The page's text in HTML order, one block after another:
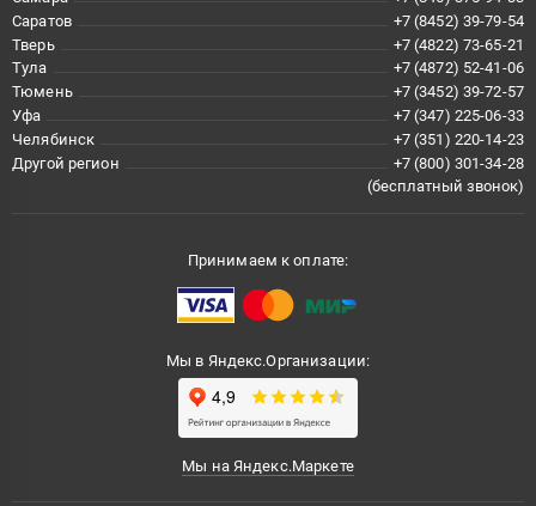
Саратов
+7 (8452) 39-79-54
Тверь
+7 (4822) 73-65-21
Тула
+7 (4872) 52-41-06
Тюмень
+7 (3452) 39-72-57
Уфа
+7 (347) 225-06-33
Челябинск
+7 (351) 220-14-23
Другой регион
+7 (800) 301-34-28
(бесплатный звонок)
Принимаем к оплате:
Мы в Яндекс.Организации:
Мы на Яндекс.Маркете